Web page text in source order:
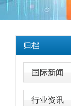
归档
国际新闻
行业资讯